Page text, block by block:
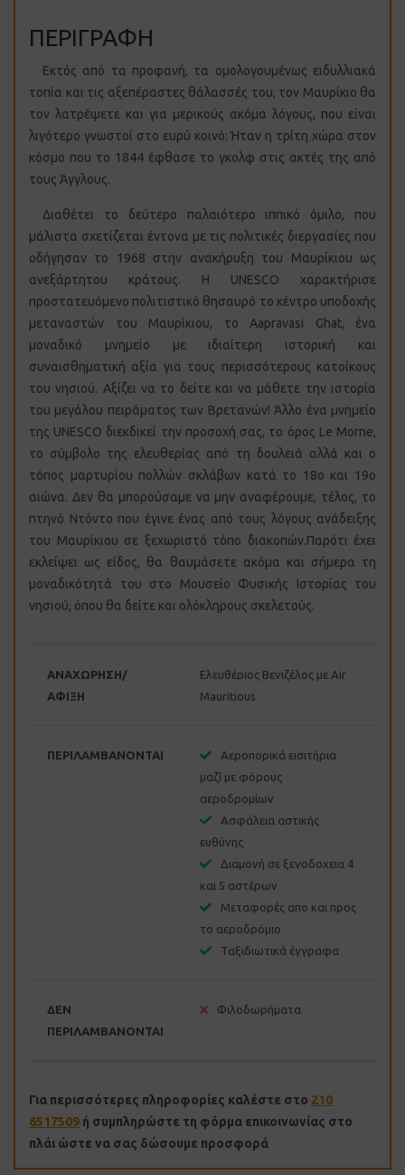
ΠΕΡΙΓΡΑΦΗ
Εκτός από τα προφανή, τα ομολογουμένως ειδυλλιακά
τοπία και τις αξεπέραστες θάλασσές του, τον Μαυρίκιο θα
τον λατρέψετε και για μερικούς ακόμα λόγους, που είναι
λιγότερο γνωστοί στο ευρύ κοινό: Ήταν η τρίτη χώρα στον
κόσμο που το 1844 έφθασε το γκολφ στις ακτές της από
τους Άγγλους.
Διαθέτει το δεύτερο παλαιότερο ιππικό όμιλο, που
μάλιστα σχετίζεται έντονα με τις πολιτικές διεργασίες που
οδήγησαν το 1968 στην ανακήρυξη του Μαυρίκιου ως
ανεξάρτητου κράτους. Η UNESCO χαρακτήρισε
προστατευόμενο πολιτιστικό θησαυρό το κέντρο υποδοχής
μεταναστών του Μαυρίκιου, το Aapravasi Ghat, ένα
μοναδικό μνημείο με ιδιαίτερη ιστορική και
συναισθηματική αξία για τους περισσότερους κατοίκους
του νησιού. Αξίζει να το δείτε και να μάθετε την ιστορία
του μεγάλου πειράματος των Βρετανών! Άλλο ένα μνημείο
της UNESCO διεκδικεί την προσοχή σας, το όρος Le Morne,
το σύμβολο της ελευθερίας από τη δουλειά αλλά και ο
τόπος μαρτυρίου πολλών σκλάβων κατά το 18ο και 19ο
αιώνα. Δεν θα μπορούσαμε να μην αναφέρουμε, τέλος, το
πτηνό Ντόντο που έγινε ένας από τους λόγους ανάδειξης
του Μαυρίκιου σε ξεχωριστό τόπο διακοπών.Παρότι έχει
εκλείψει ως είδος, θα θαυμάσετε ακόμα και σήμερα τη
μοναδικότητά του στο Μουσείο Φυσικής Ιστορίας του
νησιού, όπου θα δείτε και ολόκληρους σκελετούς.
ΑΝΑΧΩΡΗΣΗ/
ΑΦΙΞΗ
Ελευθέριος Βενιζέλος με Air
Mauritious
ΠΕΡΙΛΑΜΒΑΝΟΝΤΑΙ
Αεροπορικά εισιτήρια
μαζί με φόρους
αεροδρομίων
Ασφάλεια αστικής
ευθύνης
Διαμονή σε ξενοδοχεια 4
και 5 αστέρων
Μεταφορές απο και προς
το αεροδρόμιο
Ταξιδιωτικά έγγραφα
ΔΕΝ
ΠΕΡΙΛΑΜΒΑΝΟΝΤΑΙ
Φιλοδωρήματα
Για περισσότερες πληροφορίες καλέστε στο 210
6517509 ή συμπληρώστε τη φόρμα επικοινωνίας στο
πλάι ώστε να σας δώσουμε προσφορά